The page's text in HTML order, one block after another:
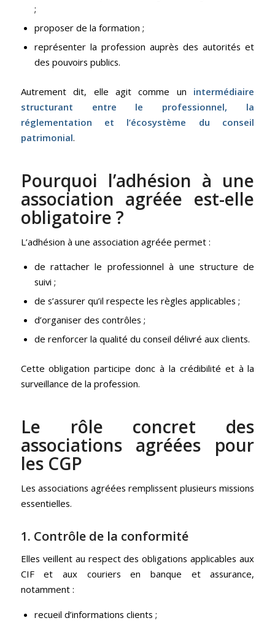
;
proposer de la formation ;
représenter la profession auprès des autorités et
des pouvoirs publics.
Autrement dit, elle agit comme un intermédiaire
structurant entre le professionnel, la
réglementation et l’écosystème du conseil
patrimonial.
Pourquoi l’adhésion à une
association agréée est-elle
obligatoire ?
L’adhésion à une association agréée permet :
de rattacher le professionnel à une structure de
suivi ;
de s’assurer qu’il respecte les règles applicables ;
d’organiser des contrôles ;
de renforcer la qualité du conseil délivré aux clients.
Cette obligation participe donc à la crédibilité et à la
surveillance de la profession.
Le rôle concret des
associations agréées pour
les CGP
Les associations agréées remplissent plusieurs missions
essentielles.
1. Contrôle de la conformité
Elles veillent au respect des obligations applicables aux
CIF et aux couriers en banque et assurance,
notamment :
recueil d’informations clients ;